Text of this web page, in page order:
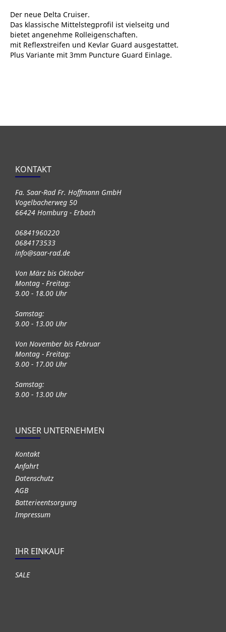
Der neue Delta Cruiser.
Das klassische Mittelstegprofil ist vielseitg und
bietet angenehme Rolleigenschaften.
mit Reflexstreifen und Kevlar Guard ausgestattet.
Plus Variante mit 3mm Puncture Guard Einlage.
KONTAKT
Fa. Saar-Rad Fr. Hoffmann GmbH
Vogelbacherweg 50
66424 Homburg - Erbach
06841960220
0684173533
info@saar-rad.de
Von März bis Oktober
Montag - Freitag:
9.00 - 18.00 Uhr
Samstag:
9.00 - 13.00 Uhr
Von November bis Februar
Montag - Freitag:
9.00 - 17.00 Uhr
Samstag:
9.00 - 13.00 Uhr
UNSER UNTERNEHMEN
Kontakt
Anfahrt
Datenschutz
AGB
Batterieentsorgung
Impressum
IHR EINKAUF
SALE